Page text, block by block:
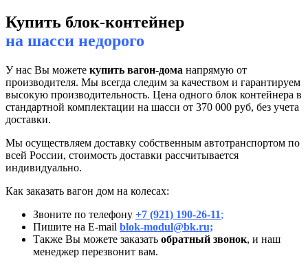
Купить блок-контейнер
на шасси недорого
У нас Вы можете купить вагон-дома напрямую от
производителя. Мы всегда следим за качеством и гарантируем
высокую производительность. Цена одного блок контейнера в
стандартной комплектации на шасси от 370 000 руб, без учета
доставки.
Мы осуществляем доставку собственным автотранспортом по
всей России, стоимость доставки рассчитывается
индивидуально.
Как заказать вагон дом на колесах:
Звоните по телефону +7 (921) 190-26-11;
Пишите на E-mail blok-modul@bk.ru;
Также Вы можете заказать обратный звонок, и наш
менеджер перезвонит вам.